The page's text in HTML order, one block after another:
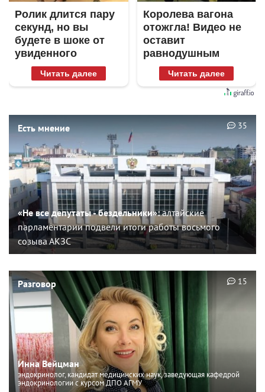
Ролик длится пару
секунд, но вы
будете в шоке от
увиденного
Читать далее
Королева вагона
отожгла! Видео не
оставит
равнодушным
Читать далее
Есть мнение
«Не все депутаты - бездельники»:алтайские
парламентарии подвели итоги работы восьмого
созыва АКЗС
35
Разговор
Инна Вейцман
эндокринолог, кандидат медицинских наук, заведующая кафедрой
эндокринологии с курсом ДПО АГМУ
15